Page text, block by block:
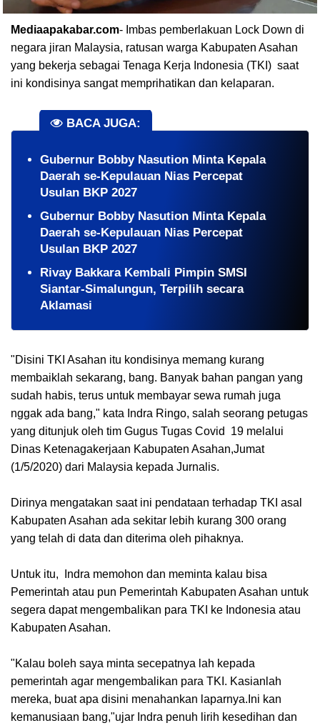
Mediaapakabar.com- Imbas pemberlakuan Lock Down di
negara jiran Malaysia, ratusan warga Kabupaten Asahan
yang bekerja sebagai Tenaga Kerja Indonesia (TKI) saat
ini kondisinya sangat memprihatikan dan kelaparan.
BACA JUGA:
Gubernur Bobby Nasution Minta Kepala
Daerah se-Kepulauan Nias Percepat
Usulan BKP 2027
Gubernur Bobby Nasution Minta Kepala
Daerah se-Kepulauan Nias Percepat
Usulan BKP 2027
Rivay Bakkara Kembali Pimpin SMSI
Siantar-Simalungun, Terpilih secara
Aklamasi
"Disini TKI Asahan itu kondisinya memang kurang
membaiklah sekarang, bang. Banyak bahan pangan yang
sudah habis, terus untuk membayar sewa rumah juga
nggak ada bang," kata Indra Ringo, salah seorang petugas
yang ditunjuk oleh tim Gugus Tugas Covid 19 melalui
Dinas Ketenagakerjaan Kabupaten Asahan,Jumat
(1/5/2020) dari Malaysia kepada Jurnalis.
Dirinya mengatakan saat ini pendataan terhadap TKI asal
Kabupaten Asahan ada sekitar lebih kurang 300 orang
yang telah di data dan diterima oleh pihaknya.
Untuk itu, Indra memohon dan meminta kalau bisa
Pemerintah atau pun Pemerintah Kabupaten Asahan untuk
segera dapat mengembalikan para TKI ke Indonesia atau
Kabupaten Asahan.
"Kalau boleh saya minta secepatnya lah kepada
pemerintah agar mengembalikan para TKI. Kasianlah
mereka, buat apa disini menahankan laparnya.Ini kan
kemanusiaan bang,"ujar Indra penuh lirih kesedihan dan